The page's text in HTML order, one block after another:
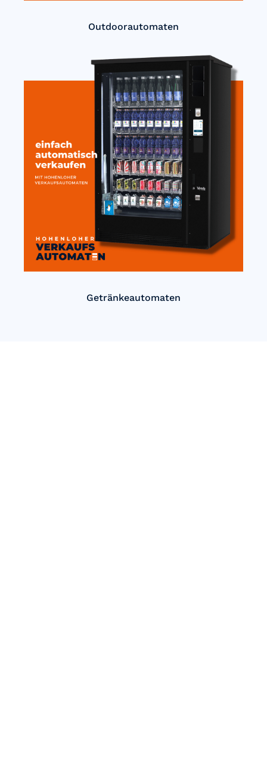
Outdoorautomaten
Getränkeautomaten